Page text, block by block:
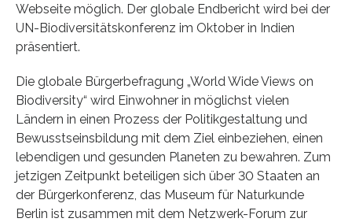
Webseite möglich. Der globale Endbericht wird bei der
UN-Biodiversitätskonferenz im Oktober in Indien
präsentiert.
Die globale Bürgerbefragung „World Wide Views on
Biodiversity“ wird Einwohner in möglichst vielen
Ländern in einen Prozess der Politikgestaltung und
Bewusstseinsbildung mit dem Ziel einbeziehen, einen
lebendigen und gesunden Planeten zu bewahren. Zum
jetzigen Zeitpunkt beteiligen sich über 30 Staaten an
der Bürgerkonferenz, das Museum für Naturkunde
Berlin ist zusammen mit dem Netzwerk-Forum zur